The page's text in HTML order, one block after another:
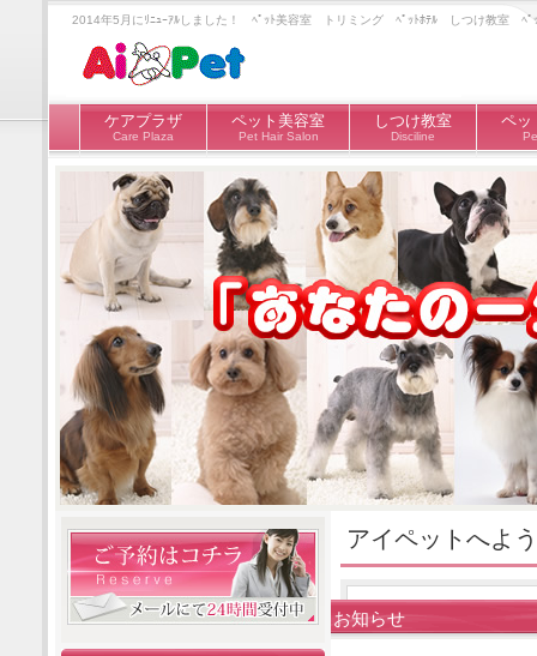
2014年5月にﾘﾆｭｰｱﾙしました！ ﾍﾟｯﾄ美容室 トリミング ﾍﾟｯﾄﾎﾃﾙ しつけ教室 ﾍ
ケアプラザ
Care Plaza
ペット美容室
Pet Hair Salon
しつけ教室
Disciline
ペッ
アイペットへよ
お知らせ